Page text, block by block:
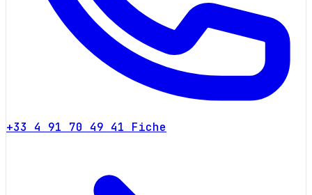
+33 4 91 70 49 41 Fiche